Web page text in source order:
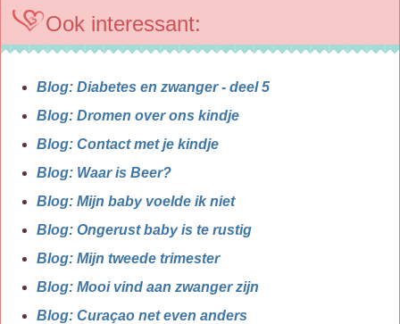
Ook interessant:
Blog: Diabetes en zwanger - deel 5
Blog: Dromen over ons kindje
Blog: Contact met je kindje
Blog: Waar is Beer?
Blog: Mijn baby voelde ik niet
Blog: Ongerust baby is te rustig
Blog: Mijn tweede trimester
Blog: Mooi vind aan zwanger zijn
Blog: Curaçao net even anders